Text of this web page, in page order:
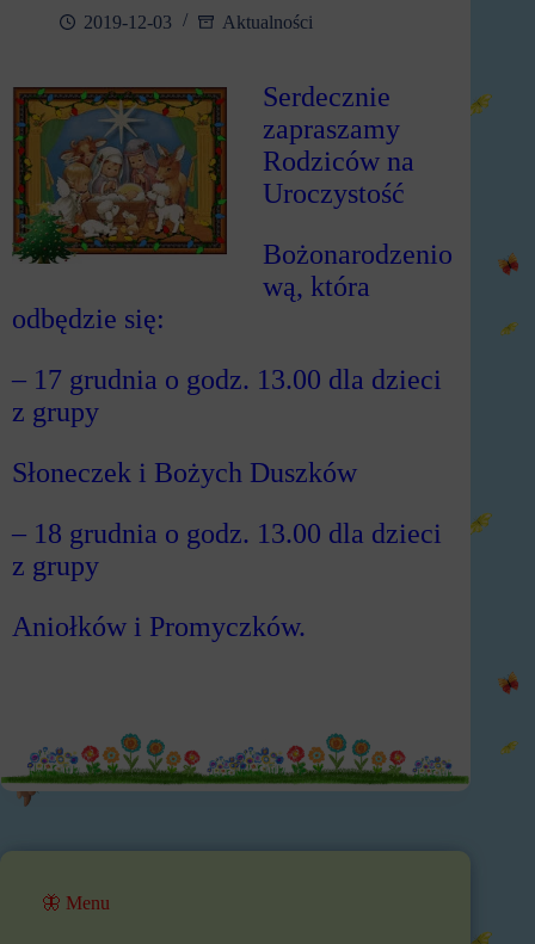
2019-12-03 Aktualności
Serdecznie
zapraszamy
Rodziców na
Uroczystość
Bożonarodzenio
wą, która
odbędzie się:
– 17 grudnia o godz. 13.00 dla dzieci
z grupy
Słoneczek i Bożych Duszków
– 18 grudnia o godz. 13.00 dla dzieci
z grupy
Aniołków i Promyczków.
🦋 Menu